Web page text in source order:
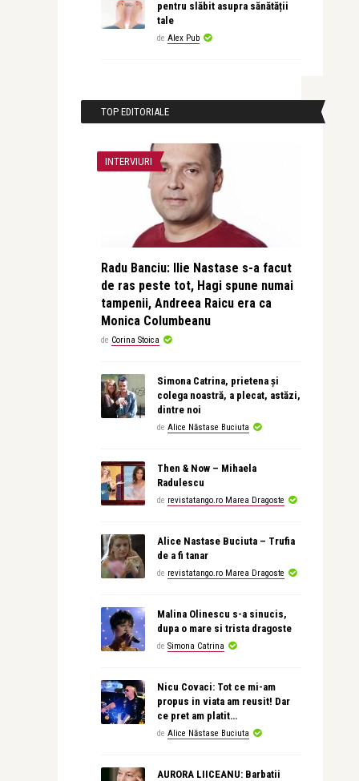
pentru slăbit asupra sănătății
tale
de Alex Pub
TOP EDITORIALE
INTERVIURI
Radu Banciu: Ilie Nastase s-a facut
de ras peste tot, Hagi spune numai
tampenii, Andreea Raicu era ca
Monica Columbeanu
de Corina Stoica
Simona Catrina, prietena și
colega noastră, a plecat, astăzi,
dintre noi
de Alice Năstase Buciuta
Then & Now – Mihaela
Radulescu
de revistatango.ro Marea Dragoste
Alice Nastase Buciuta – Trufia
de a fi tanar
de revistatango.ro Marea Dragoste
Malina Olinescu s-a sinucis,
dupa o mare si trista dragoste
de Simona Catrina
Nicu Covaci: Tot ce mi-am
propus in viata am reusit! Dar
ce pret am platit…
de Alice Năstase Buciuta
AURORA LIICEANU: Barbatii